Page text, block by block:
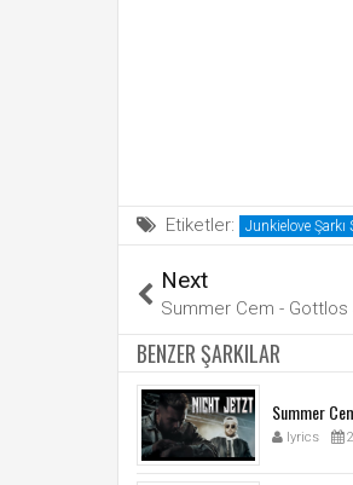
Etiketler: Junkielove Şarkı
Next
Summer Cem - Gottlos
BENZER ŞARKILAR
Summer
lyrics